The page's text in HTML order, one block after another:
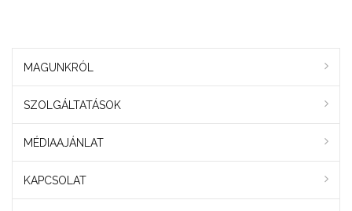
MAGUNKRÓL
SZOLGÁLTATÁSOK
MÉDIAAJÁNLAT
KAPCSOLAT